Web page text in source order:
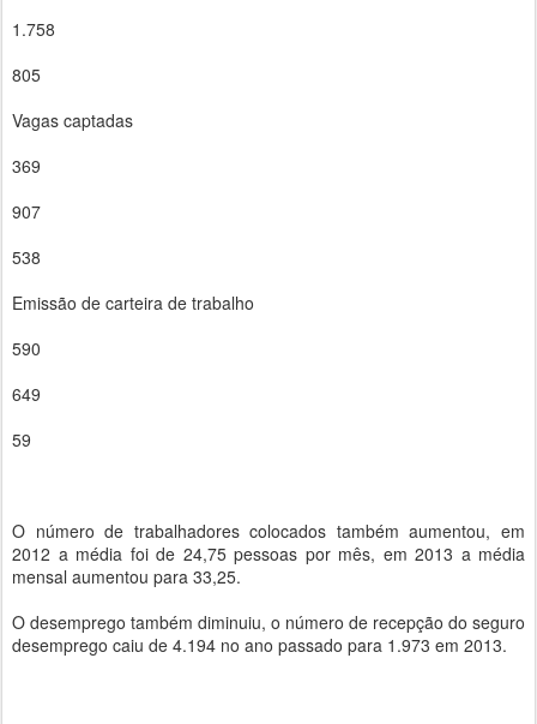
1.758
805
Vagas captadas
369
907
538
Emissão de carteira de trabalho
590
649
59
O número de trabalhadores colocados também aumentou, em
2012 a média foi de 24,75 pessoas por mês, em 2013 a média
mensal aumentou para 33,25.
O desemprego também diminuiu, o número de recepção do seguro
desemprego caiu de 4.194 no ano passado para 1.973 em 2013.